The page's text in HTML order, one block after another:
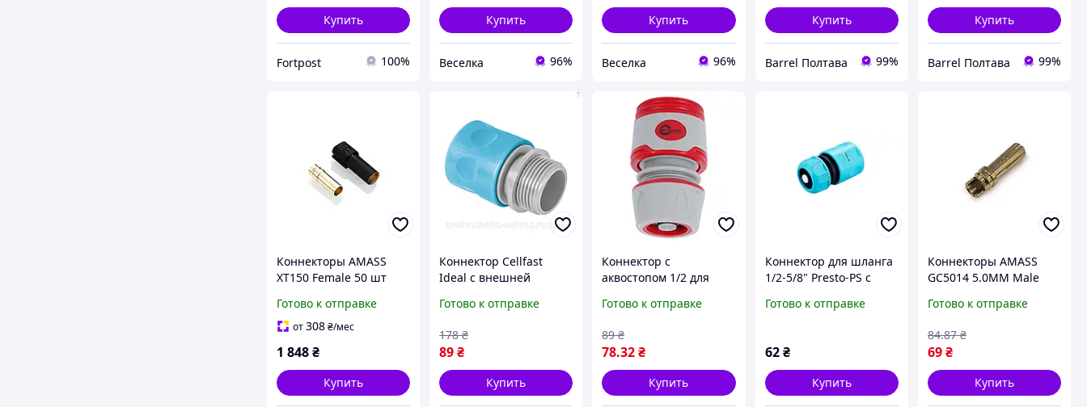
Купить
Fortpost 100%
Купить
Веселка 96%
Купить
Веселка 96%
Купить
Barrel Полтава 99%
Купить
Barrel Полтава 99%
Коннекторы AMASS
XT150 Female 50 шт
электрических
соединений
Готово к отправке
от308₴/мес
1 848₴
Купить
Коннектор Cellfast
Ideal с внешней
подключения шлангов
Готово к отправке
89₴
178 ₴
Купить
Коннектор с
аквостопом 1/2 для
Готово к отправке
78.32₴
89 ₴
Купить
Коннектор для шланга
1/2-5/8" Presto-PS с
Готово к отправке
62 ₴
Купить
Коннекторы AMASS
GC5014 5.0MM Male
высококачественные
Готово к отправке
69₴
84.87 ₴
Купить